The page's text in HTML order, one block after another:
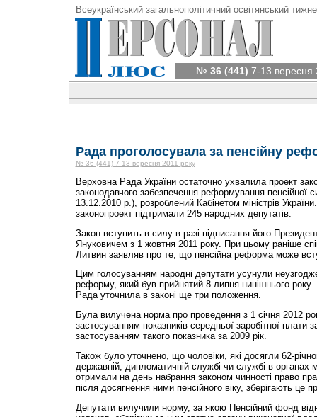
Всеукраїнський загальнополітичний освітянський
№ 36 (441) 7-13 вересня
Рада проголосувала за пенсійну
№ 36 (441) 7-13 вересня 2011 року
Верховна Рада України остаточно ухвалила проект
законодавчого забезпечення реформування пенсійної
13.12.2010 р.), розроблений Кабінетом міністрів
законопроект підтримали 245 народних депутатів.
Закон вступить в силу в разі підписання його
Януковичем з 1 жовтня 2011 року. При цьому раніше
Литвин заявляв про те, що пенсійна реформа може
Цим голосуванням народні депутати усунули
реформу, який був прийнятий 8 липня нинішнього року.
Рада уточнила в законі ще три положення.
Була вилучена норма про проведення з 1 січня 2012
застосуванням показників середньої заробітної плати
застосуванням такого показника за 2009 рік.
Також було уточнено, що чоловіки, які досягли 62-
державній, дипломатичній службі чи службі в органах
отримали на день набрання законом чинності право
після досягнення ними пенсійного віку, зберігають це
Депутати вилучили норму, за якою Пенсійний фонд